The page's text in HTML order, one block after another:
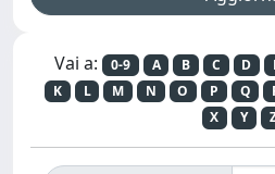
Vai a: 0-9 A B C D
K
L M N O P Q
X
Y